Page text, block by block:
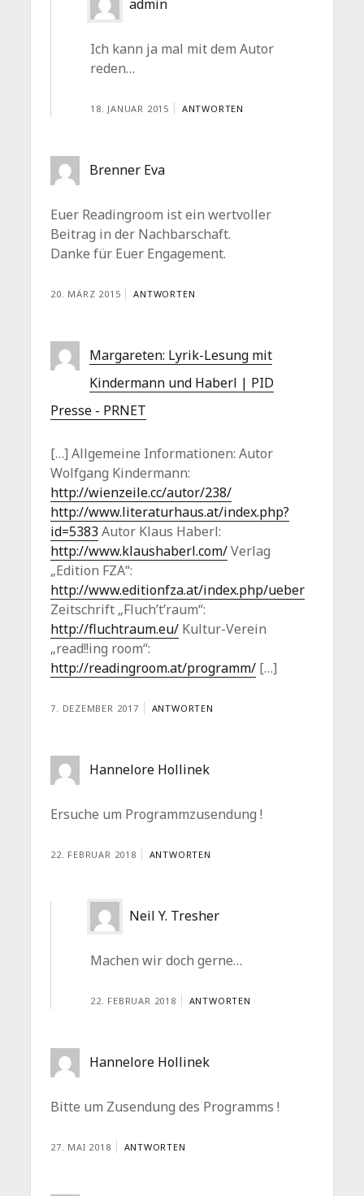
admin
Ich kann ja mal mit dem Autor
reden…
18. JANUAR 2015 ANTWORTEN
Brenner Eva
Euer Readingroom ist ein wertvoller
Beitrag in der Nachbarschaft.
Danke für Euer Engagement.
20. MÄRZ 2015 ANTWORTEN
Margareten: Lyrik-Lesung mit
Kindermann und Haberl | PID
Presse - PRNET
[…] Allgemeine Informationen: Autor
Wolfgang Kindermann:
http://wienzeile.cc/autor/238/
http://www.literaturhaus.at/index.php?
id=5383 Autor Klaus Haberl:
http://www.klaushaberl.com/Verlag
„Edition FZA“:
http://www.editionfza.at/index.php/ueber
Zeitschrift „Fluch’t’raum“:
http://fluchtraum.eu/ Kultur-Verein
„read!!ing room“:
http://readingroom.at/programm/ […]
7. DEZEMBER 2017 ANTWORTEN
Hannelore Hollinek
Ersuche um Programmzusendung !
22. FEBRUAR 2018 ANTWORTEN
Neil Y. Tresher
Machen wir doch gerne…
22. FEBRUAR 2018 ANTWORTEN
Hannelore Hollinek
Bitte um Zusendung des Programms !
27. MAI 2018 ANTWORTEN